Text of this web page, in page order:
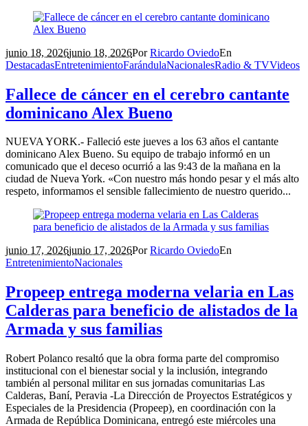
junio 18, 2026junio 18, 2026PorRicardo OviedoEn
DestacadasEntretenimientoFarándulaNacionalesRadio & TVVideos
Fallece de cáncer en el cerebro cantante
dominicano Alex Bueno
NUEVA YORK.- Falleció este jueves a los 63 años el cantante
dominicano Alex Bueno. Su equipo de trabajo informó en un
comunicado que el deceso ocurrió a las 9:43 de la mañana en la
ciudad de Nueva York. «Con nuestro más hondo pesar y el más alto
respeto, informamos el sensible fallecimiento de nuestro querido...
junio 17, 2026junio 17, 2026PorRicardo OviedoEn
EntretenimientoNacionales
Propeep entrega moderna velaria en Las
Calderas para beneficio de alistados de la
Armada y sus familias
Robert Polanco resaltó que la obra forma parte del compromiso
institucional con el bienestar social y la inclusión, integrando
también al personal militar en sus jornadas comunitarias Las
Calderas, Baní, Peravia -La Dirección de Proyectos Estratégicos y
Especiales de la Presidencia (Propeep), en coordinación con la
Armada de República Dominicana, entregó este miércoles una